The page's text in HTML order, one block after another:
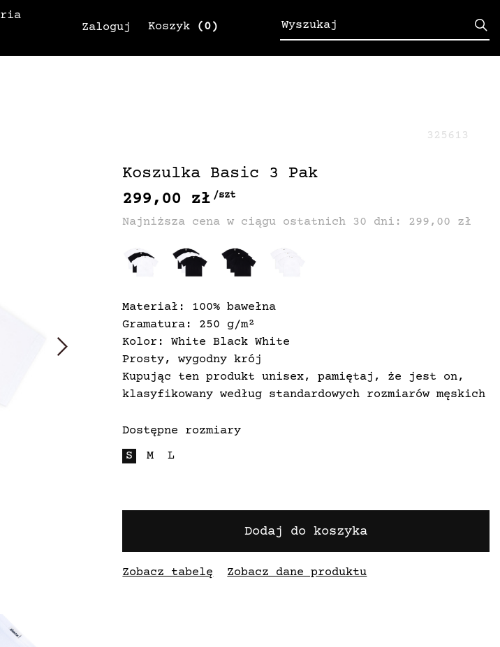
Koszyk (0)
Zaloguj
Koszulka Basic 3 Pak
325613
299,00 zł /szt
Najniższa cena w ciągu ostatnich 30 dni: 299,00 zł
Materiał: 100% bawełna
Gramatura: 250 g/m²
Kolor: White Black White
Prosty, wygodny krój
Kupując ten produkt unisex, pamiętaj, że jest on,
klasyfikowany według standardowych rozmiarów męskich
Dostępne rozmiary
S
M L
Dodaj do koszyka
Zobacz tabelę Zobacz dane produktu